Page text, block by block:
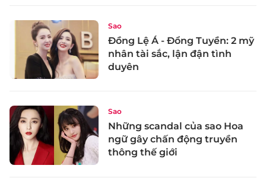
Sao
Đồng Lệ Á - Đổng Tuyền: 2 mỹ
nhân tài sắc, lận đận tình
duyên
Sao
Những scandal của sao Hoa
ngữ gây chấn động truyền
thông thế giới